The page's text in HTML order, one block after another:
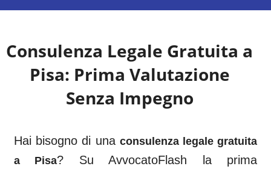
Consulenza Legale Gratuita a
Pisa: Prima Valutazione
Senza Impegno
Hai bisogno di una consulenza legale gratuita
a Pisa? Su AvvocatoFlash la prima